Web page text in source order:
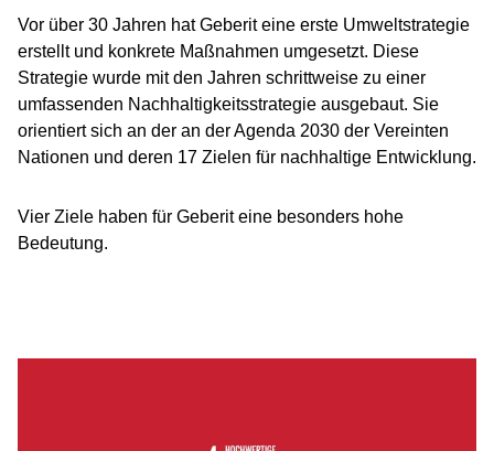
Vor über 30 Jahren hat Geberit eine erste Umweltstrategie
erstellt und konkrete Maßnahmen umgesetzt. Diese
Strategie wurde mit den Jahren schrittweise zu einer
umfassenden Nachhaltigkeitsstrategie ausgebaut. Sie
orientiert sich an der an der Agenda 2030 der Vereinten
Nationen und deren 17 Zielen für nachhaltige Entwicklung.
Vier Ziele haben für Geberit eine besonders hohe
Bedeutung.